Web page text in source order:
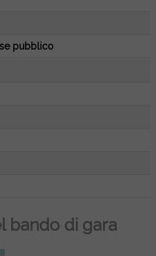
pubblico
bando di gara